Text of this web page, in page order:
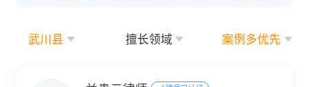
武川县 擅长领域 案例多优先